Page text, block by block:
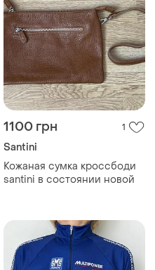
1100 грн 1
Santini
Кожаная сумка кроссбоди
santini в состоянии новой